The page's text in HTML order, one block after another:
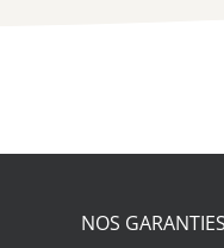
NOS GARANTIES